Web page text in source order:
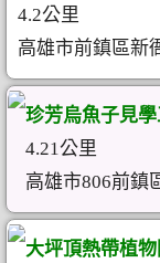
4.2公里
高雄市前鎮區新
珍芳烏魚子見
4.21公里
高雄市806前鎮
大坪頂熱帶植物